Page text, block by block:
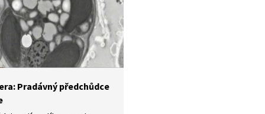
řeší?
Pradávný předchůdce